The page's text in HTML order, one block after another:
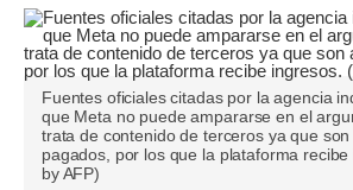
Pregunta de hoy
Tendencias
Lujo
Fuentes oficiales citadas por la agencia
que Meta no puede ampararse en el
trata de contenido de terceros ya que
pagados, por los que la plataforma
by AFP)